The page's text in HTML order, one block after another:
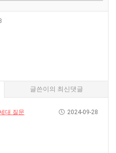
글쓴이의 최신댓글
대 질문 2024-09-28